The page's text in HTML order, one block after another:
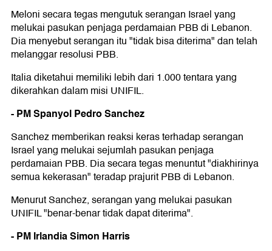
Meloni secara tegas mengutuk serangan Israel yang
melukai pasukan penjaga perdamaian PBB di Lebanon.
Dia menyebut serangan itu "tidak bisa diterima" dan telah
melanggar resolusi PBB.
Italia diketahui memiliki lebih dari 1.000 tentara yang
dikerahkan dalam misi UNIFIL.
- PM Spanyol Pedro Sanchez
Sanchez memberikan reaksi keras terhadap serangan
Israel yang melukai sejumlah pasukan penjaga
perdamaian PBB. Dia secara tegas menuntut "diakhirinya
semua kekerasan" teradap prajurit PBB di Lebanon.
Menurut Sanchez, serangan yang melukai pasukan
UNIFIL "benar-benar tidak dapat diterima".
- PM Irlandia Simon Harris